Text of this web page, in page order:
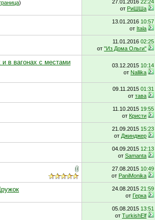
)
27.01.2016 22:24
от РиШШа
13.01.2016 10:57
от Itala
11.01.2016 02:25
от "Из Дома Ольги"
в вагонах с местами
03.12.2015 10:14
от Nallika
09.11.2015 01:31
от тава
11.10.2015 19:55
от Кристи
21.09.2015 15:23
от Джинджер
04.09.2015 12:13
от Samanta
27.08.2015 10:49
от PaniMonika
24.08.2015 21:59
от Герка
05.08.2015 13:51
от TurkishElf